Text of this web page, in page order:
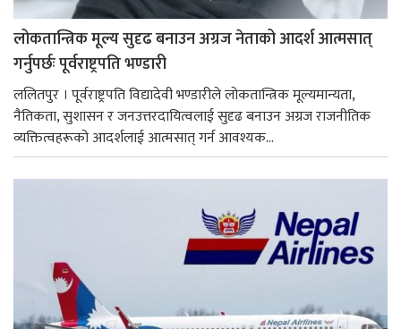
लोकतान्त्रिक मूल्य सुदृढ बनाउन अग्रज नेताको आदर्श आत्मसात्
गर्नुपर्छः पूर्वराष्ट्रपति भण्डारी
ललितपुर । पूर्वराष्ट्रपति विद्यादेवी भण्डारीले लोकतान्त्रिक मूल्यमान्यता,
नैतिकता, सुशासन र जनउत्तरदायित्वलाई सुदृढ बनाउन अग्रज राजनीतिक
व्यक्तित्वहरूको आदर्शलाई आत्मसात् गर्न आवश्यक...